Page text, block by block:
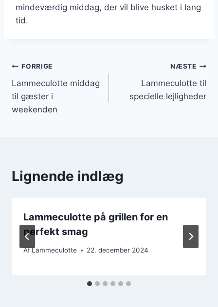
mindeværdig middag, der vil blive husket i lang
tid.
Indlægsnavigation
FORRIGE
Lammeculotte middag
til gæster i
weekenden
NÆSTE
Lammeculotte til
specielle lejligheder
Lignende indlæg
Lammeculotte på grillen for en
perfekt smag
AfLammeculotte 22. december 2024